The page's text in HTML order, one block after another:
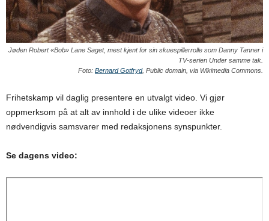
Jøden Robert «Bob» Lane Saget, mest kjent for sin skuespillerrolle som Danny Tanner i
TV-serien Under samme tak.
Foto: Bernard Gotfryd, Public domain, via Wikimedia Commons.
Frihetskamp vil daglig presentere en utvalgt video. Vi gjør
oppmerksom på at alt av innhold i de ulike videoer ikke
nødvendigvis samsvarer med redaksjonens synspunkter.
Se dagens video: